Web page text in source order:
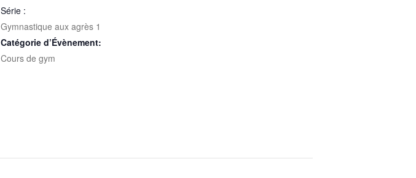
Série :
Gymnastique aux agrès 1
Catégorie d’Évènement:
Cours de gym